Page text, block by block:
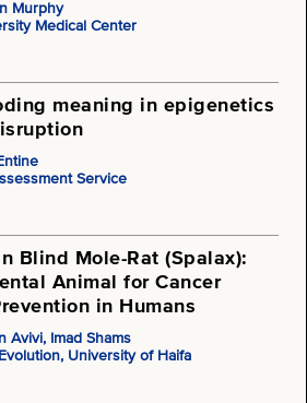
Murphy
Medical Center
meaning in epigenetics
Service
Blind Mole-Rat (Spalax):
Animal for Cancer
in Humans
Avivi, Imad Shams
University of Haifa